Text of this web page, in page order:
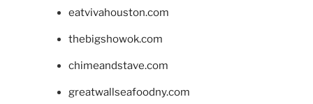
eatvivahouston.com
thebigshowok.com
chimeandstave.com
greatwallseafoodny.com